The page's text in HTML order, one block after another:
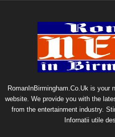
RomanInBirmingham.Co.Uk is your
website. We provide you with the
from the entertainment industry.
Infornatii utile